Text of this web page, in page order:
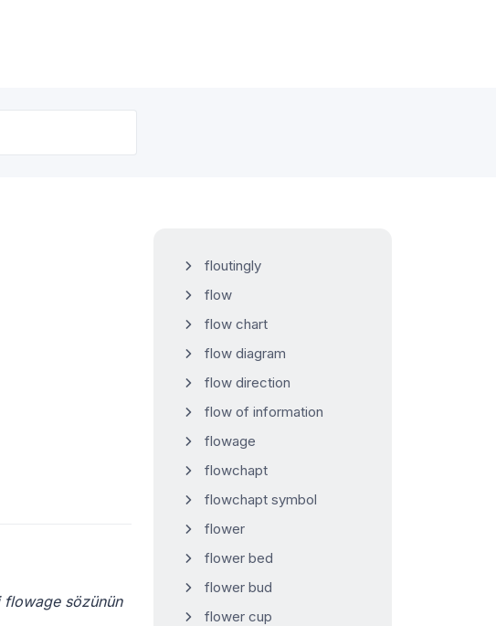
flowage sözünün
floutingly
flow
flow chart
flow diagram
flow direction
flow of information
flowage
flowchapt
flowchapt symbol
flower
flower bed
flower bud
flower cup